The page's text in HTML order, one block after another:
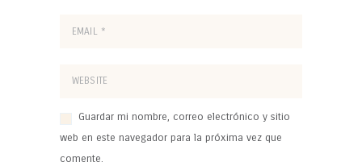
Guardar mi nombre, correo electrónico y sitio
web en este navegador para la próxima vez que
comente.